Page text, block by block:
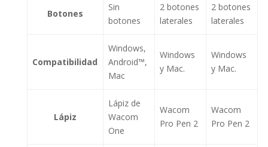
Botones
Sin
botones
2 botones
laterales
2 botones
laterales
Compatibilidad
Windows,
Android™,
Mac
Windows
y Mac.
Windows
y Mac.
Lápiz
Lápiz de
Wacom
One
Wacom
Pro Pen 2
Wacom
Pro Pen 2